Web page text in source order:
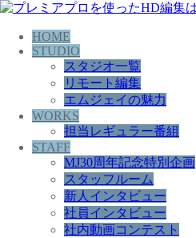
HOME
STUDIO
スタジオ一覧
リモート編集
エムジェイの魅力
WORKS
担当レギュラー番組
STAFF
MJ30周年記念特別企画
スタッフルーム
新人インタビュー
社員インタビュー
社内動画コンテスト